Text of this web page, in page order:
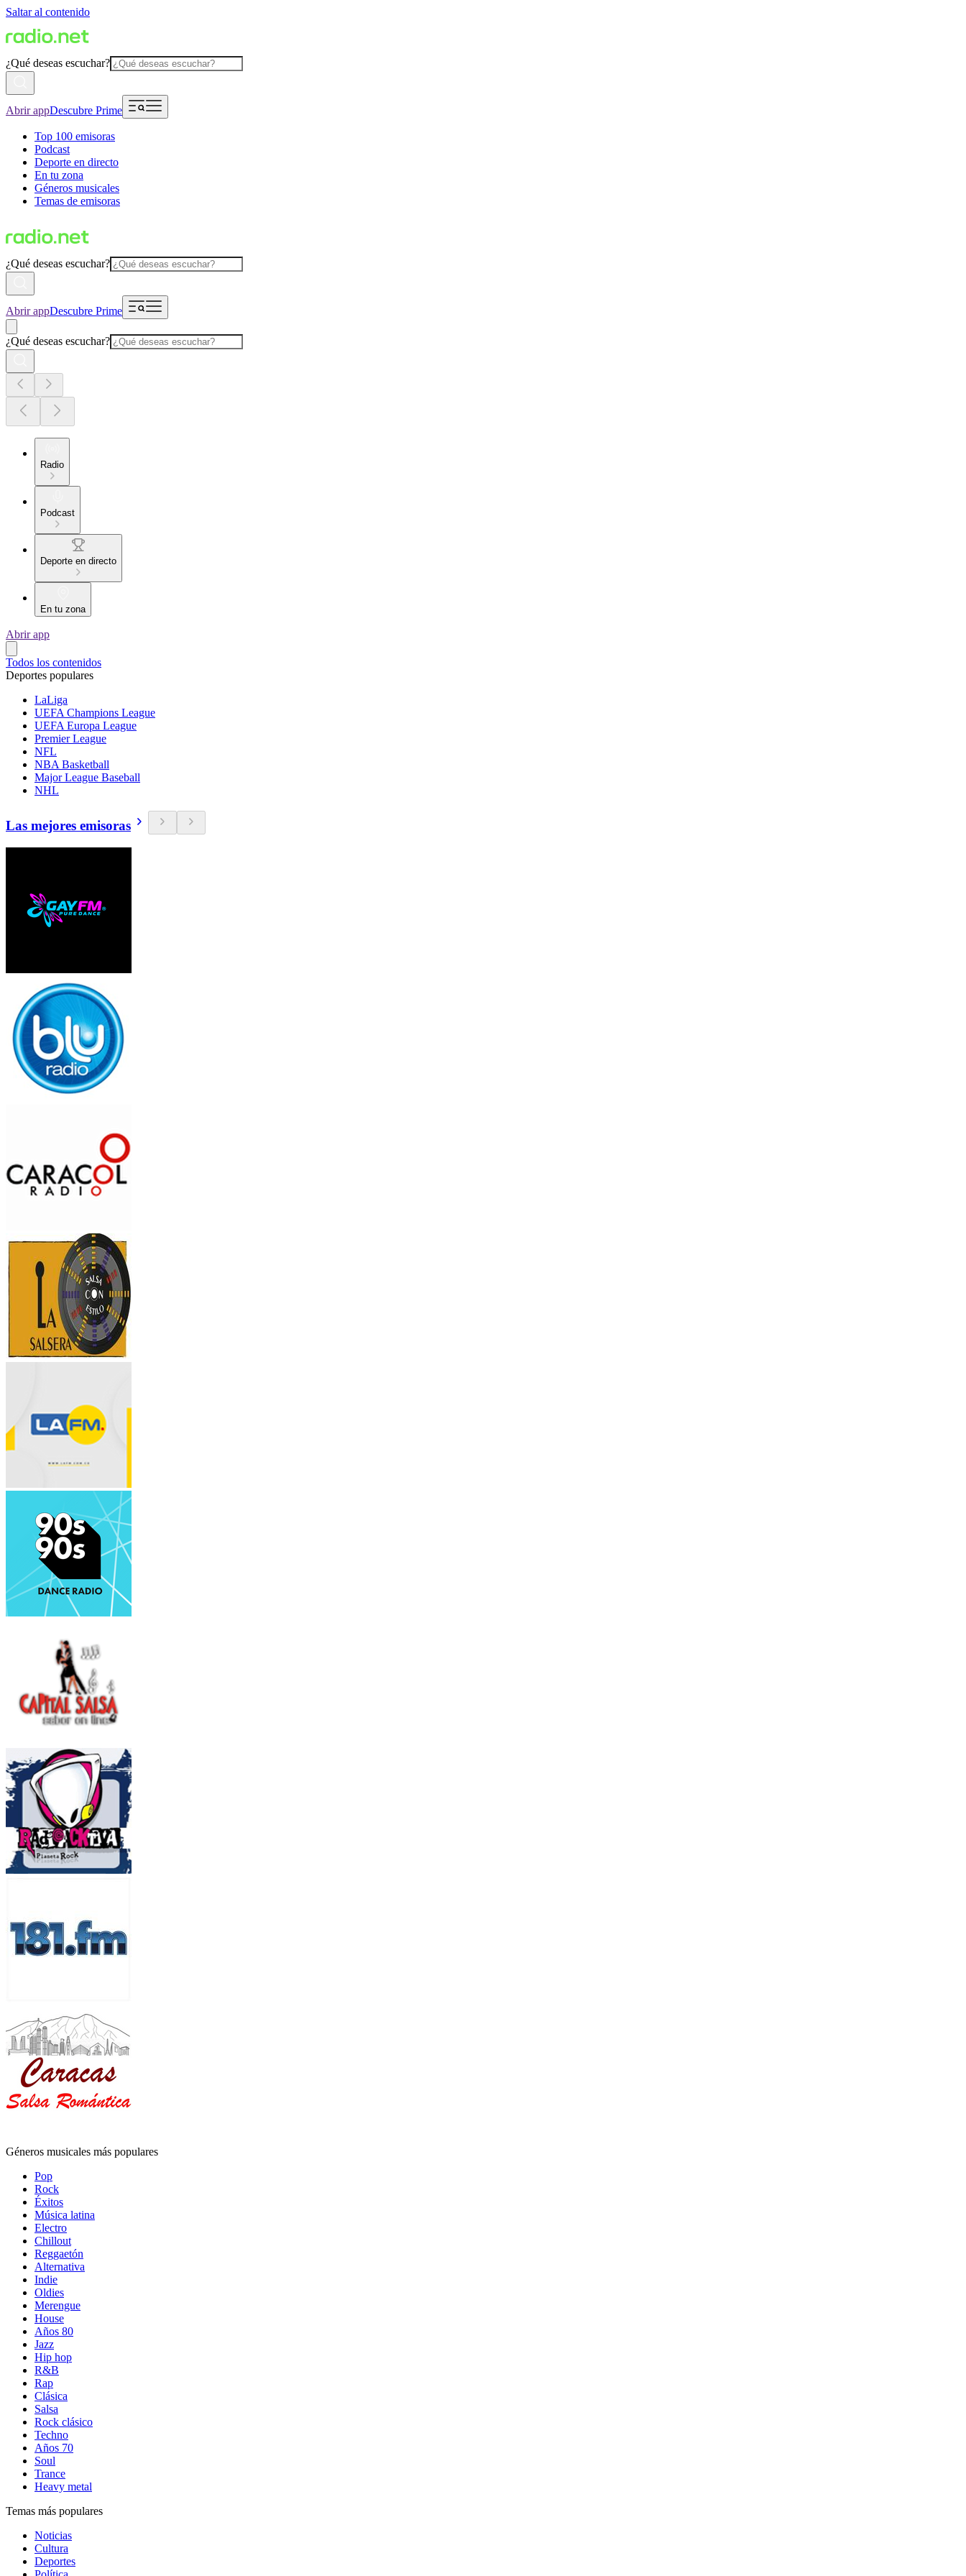
Saltar al contenido
¿Qué deseas escuchar?
Abrir appDescubre Prime
Top 100 emisoras
Podcast
Deporte en directo
En tu zona
Géneros musicales
Temas de emisoras
¿Qué deseas escuchar?
Abrir appDescubre Prime
¿Qué deseas escuchar?
Radio
Podcast
Deporte en directo
En tu zona
Abrir app
Todos los contenidos
Deportes populares
LaLiga
UEFA Champions League
UEFA Europa League
Premier League
NFL
NBA Basketball
Major League Baseball
NHL
Las mejores emisoras
Géneros musicales más populares
Pop
Rock
Éxitos
Música latina
Electro
Chillout
Reggaetón
Alternativa
Indie
Oldies
Merengue
House
Años 80
Jazz
Hip hop
R&B
Rap
Clásica
Salsa
Rock clásico
Techno
Años 70
Soul
Trance
Heavy metal
Temas más populares
Noticias
Cultura
Deportes